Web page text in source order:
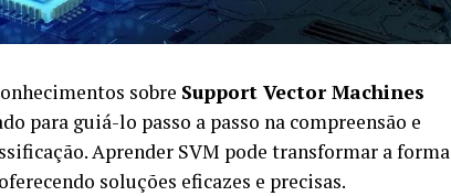
sobre Support Vector Machines
para guiá-lo passo a passo na compreensão e
Aprender SVM pode transformar a forma
soluções eficazes e precisas.